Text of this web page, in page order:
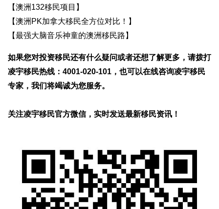
【澳洲132移民项目 】
【澳洲PK加拿大移民全方位对比！ 】
【最强大脑音乐神童的澳洲移民路 】
如果您对投资移民还有什么疑问或者还想了解更多，请拨打
凌宇移民热线：4001-020-101，也可以在线咨询凌宇移民
专家，我们将竭诚为您服务。
关注凌宇移民官方微信，实时发送最新移民资讯！